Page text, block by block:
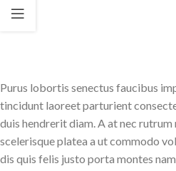
Purus lobortis senectus faucibus
tincidunt laoreet parturient
duis hendrerit diam. A at nec rutrum
scelerisque platea a ut commodo
dis quis felis justo porta montes